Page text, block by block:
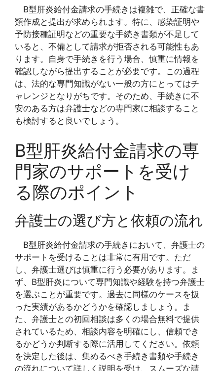
B型肝炎給付金請求の手続きは複雑で、正確な書
類作成と提出が求められます。特に、感染証明や
予防接種証明などの重要な手続き書類が不足して
いると、不備として請求が拒否される可能性もあ
ります。自身で手続きを行う場合、慎重に情報を
確認しながら提出することが必要です。この過程
は、法的な専門知識がない一般の方にとってはチ
ャレンジとなりがちです。そのため、手続きに不
安のある方は弁護士などの専門家に相談すること
も検討すると良いでしょう。
B型肝炎給付金請求の専
門家のサポートを受け
る際のポイント
弁護士の選び方と依頼の流れ
B型肝炎給付金請求の手続きにおいて、弁護士の
サポートを受けることは非常に有用です。ただ
し、弁護士選びは慎重に行う必要があります。ま
ず、B型肝炎について専門知識や経験を持つ弁護士
を選ぶことが重要です。過去に同様のケースを扱
った実績があるかどうかを確認しましょう。ま
た、弁護士との初回相談は多くの場合無料で提供
されているため、相談内容を明確にし、信頼でき
るかどうか判断する際に活用してください。依頼
を決定した後は、集めるべき手続き書類や手続き
の流れについて詳しく説明を受け、スムーズな請